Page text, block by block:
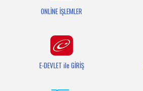
Bilgi Bankası
ONLİNE İŞLEMLER
E-DEVLET ile GİRİŞ